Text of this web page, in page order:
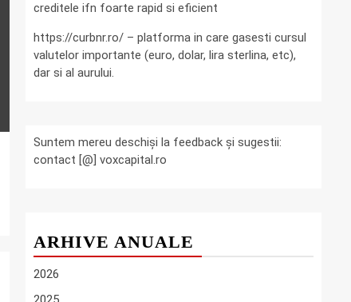
creditele ifn foarte rapid si eficient
https://curbnr.ro/ – platforma in care gasesti cursul
valutelor importante (euro, dolar, lira sterlina, etc),
dar si al aurului.
Suntem mereu deschiși la feedback și sugestii:
contact [@] voxcapital.ro
ARHIVE ANUALE
2026